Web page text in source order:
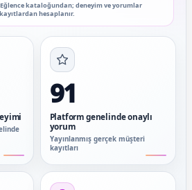
kataloğundan; deneyim ve yorumlar
hesaplanır.
91
Platform genelinde onaylı
yorum
Yayınlanmış gerçek müşteri
kayıtları